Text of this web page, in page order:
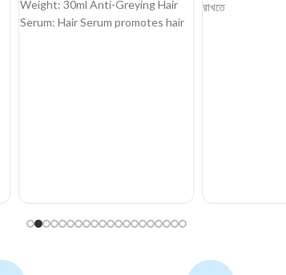
Weight: 30ml Anti-Greying Hair
Serum: Hair Serum promotes hair
রাখতে